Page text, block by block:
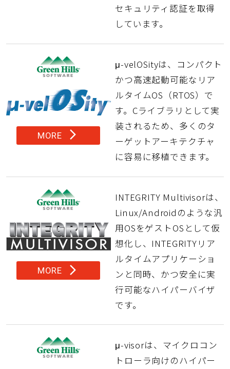
セキュリティ認証を取得
しています。
MORE arrow_forward_ios
μ-velOSityは、コンパクト
かつ高速起動可能なリア
ルタイムOS（RTOS）で
す。Cライブラリとして実
装されるため、多くのタ
ーゲットアーキテクチャ
に容易に移植できます。
MORE arrow_forward_ios
INTEGRITY Multivisorは、
Linux/Androidのような汎
用OSをゲストOSとして仮
想化し、INTEGRITYリア
ルタイムアプリケーショ
ンと同時、かつ安全に実
行可能なハイパーバイザ
です。
μ-visorは、マイクロコン
トローラ向けのハイパー